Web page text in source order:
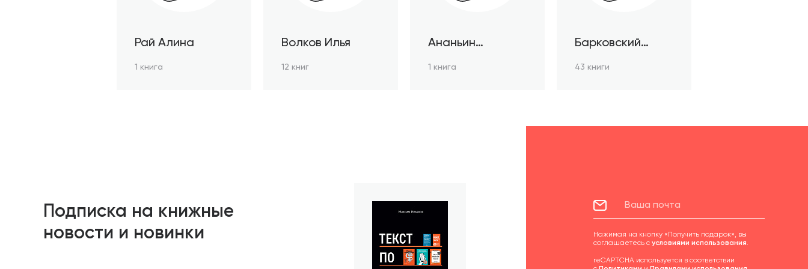
Рай Алина
1 книга
Волков Илья
12 книг
Ананьин
1 книга
Барковский
43 книги
Подписка на книжные
новости и новинки
Нажимая на кнопку «Получить подарок», вы
соглашаетесь с условиями использования.
reCAPTCHA используется в соответствии